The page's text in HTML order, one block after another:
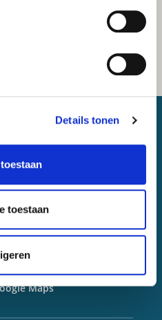
Details tonen
toestaan
Maps